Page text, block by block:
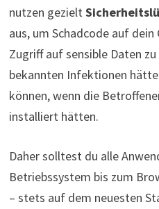
nutzen gezielt
aus, um Schadcode auf
Zugriff auf sensible Daten
bekannten Infektionen
können, wenn die
installiert hätten.
Daher solltest du alle
Betriebssystem bis zum
– stets auf dem neuesten